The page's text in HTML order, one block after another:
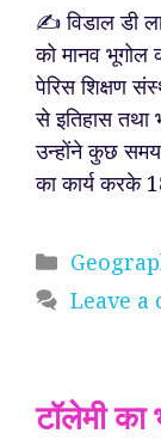
✍️ विडाल डी
को मानव भूगोल
पेरिस शिक्षण
से इतिहास तथा
उन्होंने कुछ
का कार्य करके
Leave a
टॉलेमी का